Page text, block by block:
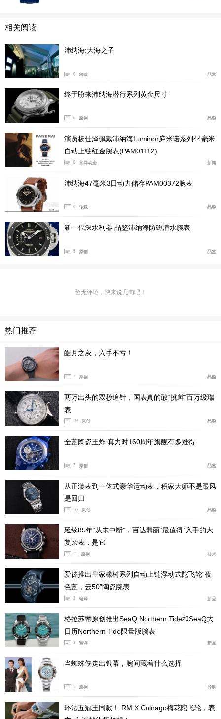
亮缓缓转动，记录爱情点滴。腕表搭载P.900/MP自动上链
机芯，具备三日动力储存。蓝色亮面鳄鱼皮表带与月相盘
内的深蓝星空呼应，并搭载沛纳海表带快拆系统(PAM Cli
ck Release System™) ，无需任何工具即可更换表带，
适配多元风格。
沛纳海 Luminor Due庐米诺系列38毫米自动上链红金月相
腕表(PAM01181)
PAM01731
机芯：P.6000手动上链机械机芯，夹板经水平磨砂润饰，
饰有蓝色镌刻。直径15½法分，厚4.5毫米，19石，每小
时振动21,600次。Incabloc®防震装置。单个发条盒。110
个零件。
功能：时、分、小秒针、停秒功能。
动力储存：3日（72小时）。
表壳：直径44毫米，抛光精钢表壳、抛光表圈及磨砂表冠
护桥装置。磨砂及抛光精钢开放式表背。拱形蓝宝石玻璃
相关阅读
沛纳海:大海之子
0 转载 品鉴
终于盼来沛纳海潜行系列黄金尺寸
6 原创 品鉴
演员杨仕泽佩戴沛纳海Luminor庐米诺系列44毫米
自动上链红金腕表(PAM01112)
0 官网动态 新闻
沛纳海47毫米3日动力储存PAM00372腕表
0 转载 品鉴
新一代深水利器 品鉴沛纳海防磁潜水腕表
5 原创 品鉴
暂无评论，快来说几句吧！
热门推荐
皓月之灰，入手不亏！
7 原创 品鉴
两万出头的双秒追针，国表真的敢“挑衅”百万级瑞
表
10 原创 品鉴
全蓝陶瓷王炸 真力时160周年旗舰有多难得
7 原创 品鉴
从正装表到一体式豪华运动表，积家大师不是跟风
是回归
10 原创 品鉴
延续85年“从未中断”，百达翡丽“最值得”入手的大
复杂表，是它
11 原创 技术
爱彼推出皇家橡树系列自动上链浮动式陀飞轮“夜
色蓝，云50”陶瓷腕表
2 编译 新品
格拉苏蒂原创推出SeaQ Northern Tide和SeaQ大
日历Northern Tide限量版腕表
3 编译 新品
当蜘蛛侠走出银幕，腕间藏着什么选择
5 原创 导购
环法五冠王同款！ RM X Colnago梅花陀飞轮，表